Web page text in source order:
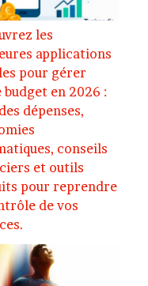
les
applications
pour gérer
en 2026 :
dépenses,
conseils
et outils
pour reprendre
de vos